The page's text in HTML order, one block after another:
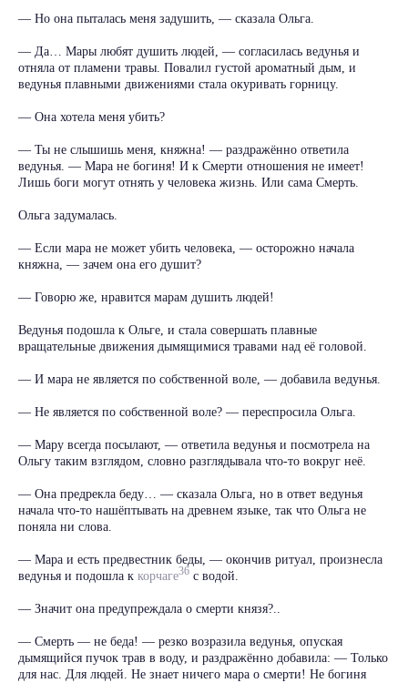
— Но она пыталась меня задушить, — сказала Ольга.
— Да… Мары любят душить людей, — согласилась ведунья и
отняла от пламени травы. Повалил густой ароматный дым, и
ведунья плавными движениями стала окуривать горницу.
— Она хотела меня убить?
— Ты не слышишь меня, княжна! — раздражённо ответила
ведунья. — Мара не богиня! И к Смерти отношения не имеет!
Лишь боги могут отнять у человека жизнь. Или сама Смерть.
Ольга задумалась.
— Если мара не может убить человека, — осторожно начала
княжна, — зачем она его душит?
— Говорю же, нравится марам душить людей!
Ведунья подошла к Ольге, и стала совершать плавные
вращательные движения дымящимися травами над её головой.
— И мара не является по собственной воле, — добавила ведунья.
— Не является по собственной воле? — переспросила Ольга.
— Мару всегда посылают, — ответила ведунья и посмотрела на
Ольгу таким взглядом, словно разглядывала что-то вокруг неё.
— Она предрекла беду… — сказала Ольга, но в ответ ведунья
начала что-то нашёптывать на древнем языке, так что Ольга не
поняла ни слова.
— Мара и есть предвестник беды, — окончив ритуал, произнесла
ведунья и подошла к корчаге36 с водой.
— Значит она предупреждала о смерти князя?..
— Смерть — не беда! — резко возразила ведунья, опуская
дымящийся пучок трав в воду, и раздражённо добавила: — Только
для нас. Для людей. Не знает ничего мара о смерти! Не богиня